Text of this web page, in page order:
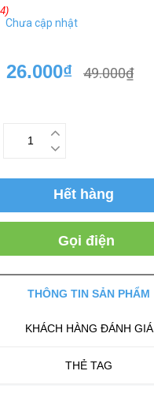
Chưa cập nhật
26.000₫ 49.000₫
Hết hàng
Gọi điện
THÔNG TIN SẢN PHẨM
KHÁCH HÀNG ĐÁNH GIÁ
THẺ TAG